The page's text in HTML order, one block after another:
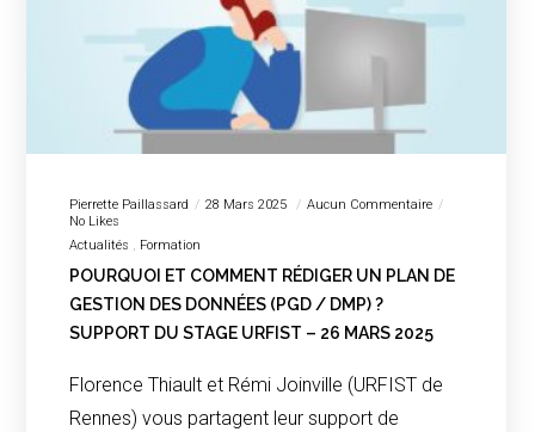
Pierrette Paillassard 28 Mars 2025
Aucun Commentaire
No Likes
Actualités
Formation
POURQUOI ET COMMENT RÉDIGER UN PLAN DE
GESTION DES DONNÉES (PGD / DMP) ?
SUPPORT DU STAGE URFIST – 26 MARS 2025
Florence Thiault et Rémi Joinville (URFIST de
Rennes) vous partagent leur support de